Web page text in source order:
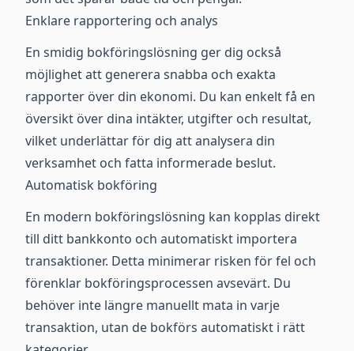
Enklare rapportering och analys
En smidig bokföringslösning ger dig också
möjlighet att generera snabba och exakta
rapporter över din ekonomi. Du kan enkelt få en
översikt över dina intäkter, utgifter och resultat,
vilket underlättar för dig att analysera din
verksamhet och fatta informerade beslut.
Automatisk bokföring
En modern bokföringslösning kan kopplas direkt
till ditt bankkonto och automatiskt importera
transaktioner. Detta minimerar risken för fel och
förenklar bokföringsprocessen avsevärt. Du
behöver inte längre manuellt mata in varje
transaktion, utan de bokförs automatiskt i rätt